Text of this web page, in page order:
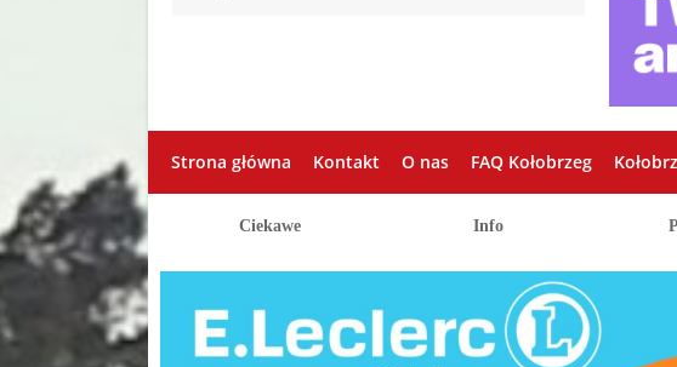
Strona główna Kontakt O nas FAQ Kołobrzeg
Ciekawe Info